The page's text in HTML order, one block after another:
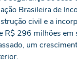
Brasileira de
civil e a
R$ 296 milhões em
um